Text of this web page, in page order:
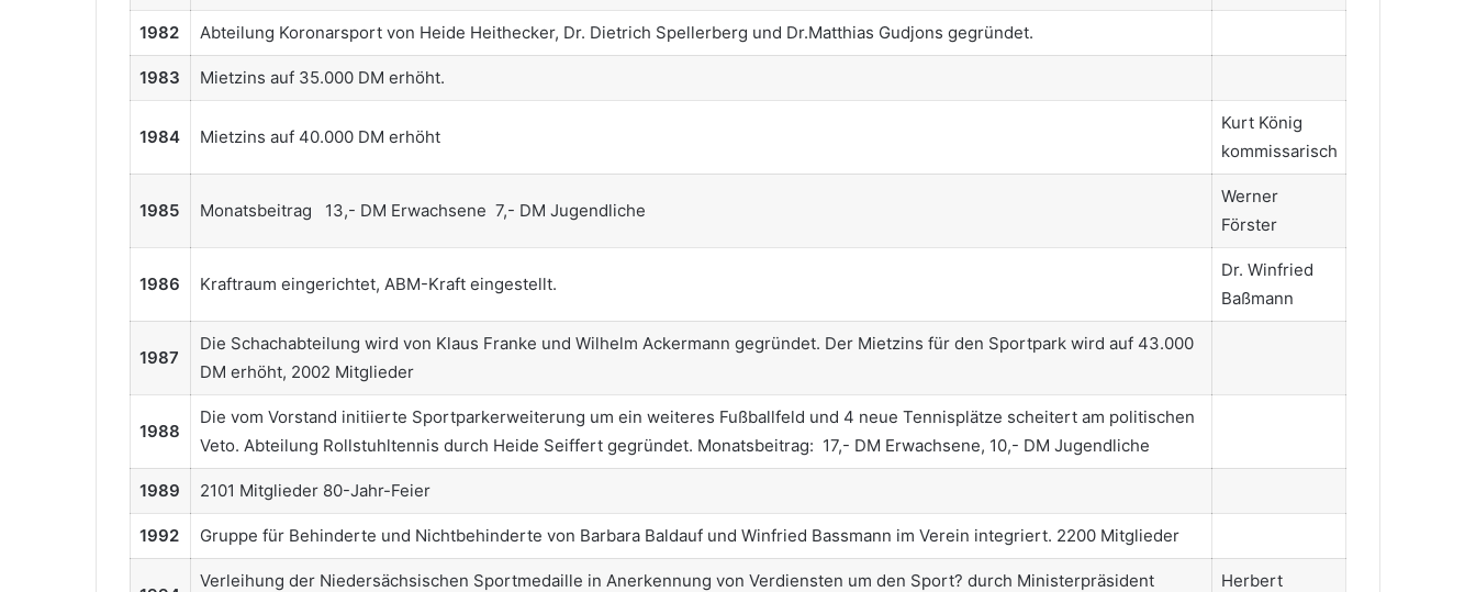
1982 Abteilung Koronarsport von Heide Heithecker, Dr. Dietrich Spellerberg und Dr.Matthias Gudjons gegründet.
1983 Mietzins auf 35.000 DM erhöht.
1984 Mietzins auf 40.000 DM erhöht
Kurt König
kommissarisch
1985 Monatsbeitrag 13,- DM Erwachsene 7,- DM Jugendliche
Werner
Förster
1986 Kraftraum eingerichtet, ABM-Kraft eingestellt.
Dr. Winfried
Baßmann
1987
Die Schachabteilung wird von Klaus Franke und Wilhelm Ackermann gegründet. Der Mietzins für den Sportpark wird auf 43.000
DM erhöht, 2002 Mitglieder
1988
Die vom Vorstand initiierte Sportparkerweiterung um ein weiteres Fußballfeld und 4 neue Tennisplätze scheitert am politischen
Veto. Abteilung Rollstuhltennis durch Heide Seiffert gegründet. Monatsbeitrag: 17,- DM Erwachsene, 10,- DM Jugendliche
1989 2101 Mitglieder 80-Jahr-Feier
1992 Gruppe für Behinderte und Nichtbehinderte von Barbara Baldauf und Winfried Bassmann im Verein integriert. 2200 Mitglieder
Verleihung der Niedersächsischen Sportmedaille in Anerkennung von Verdiensten um den Sport? durch Ministerpräsident
Herbert